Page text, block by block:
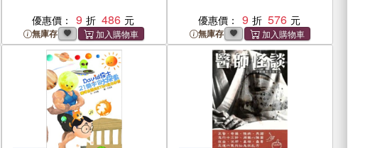
優惠價： 9 486
無庫存
優惠價： 9 576
無庫存